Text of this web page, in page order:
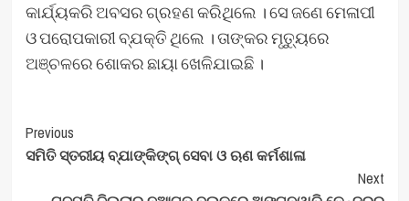
କାର୍ଯ୍ୟକରି ଅବସର ଗ୍ରହଣ କରିଥିଲେ । ସେ ଜଣେ ମେଳାପୀ
ଓ ପରୋପକାରୀ ବ୍ଯକ୍ତି ଥିଲେ । ତାଙ୍କର ମୃତ୍ୟୁରେ
ଅଞ୍ଚଳରେ ଶୋକର ଛାୟା ଖେଳିଯାଇଛି ।
Post
Navigation
Previous
ସମିତି ସ୍ତରୀୟ ବ୍ଯାଙ୍କିଙ୍ଗ୍ ସେବା ଓ ଋଣ କର୍ମଶାଳା
Next